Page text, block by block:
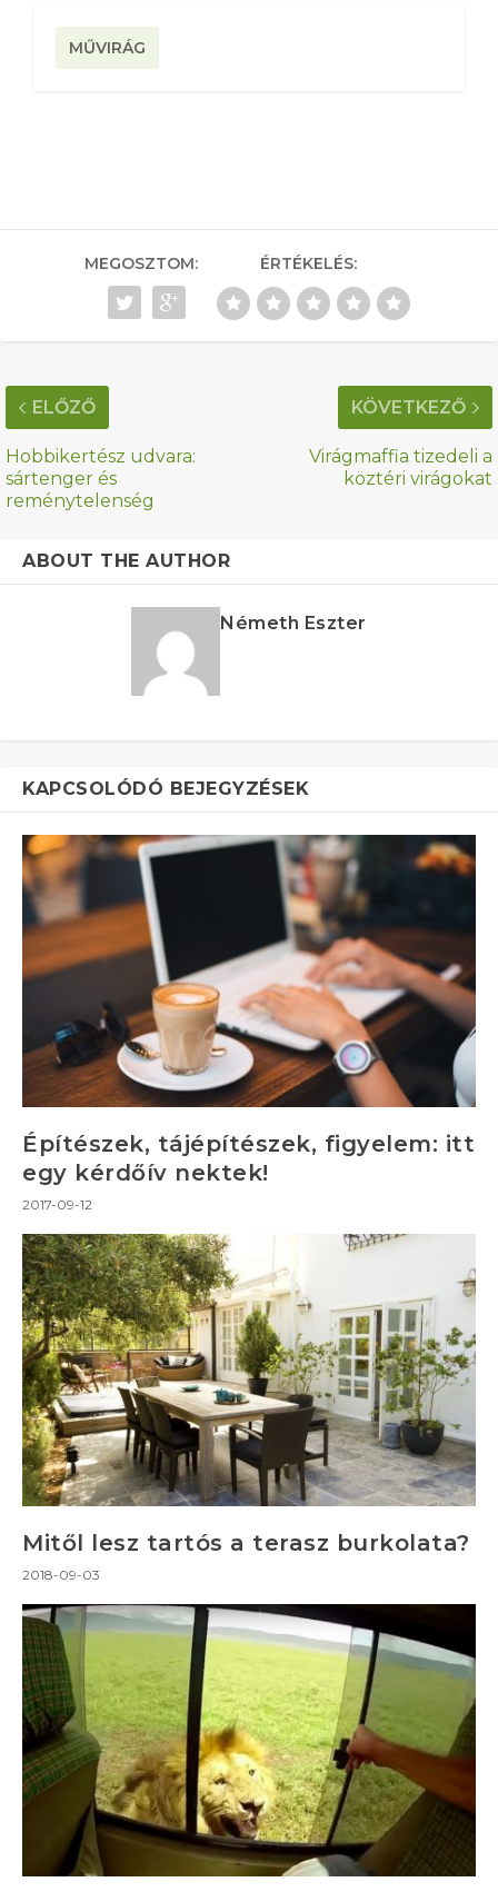
MŰVIRÁG
MEGOSZTOM: ÉRTÉKELÉS:
ELŐZŐ
Hobbikertész udvara:
sártenger és
reménytelenség
KÖVETKEZŐ
Virágmaffia tizedeli a
köztéri virágokat
ABOUT THE AUTHOR
Németh Eszter
KAPCSOLÓDÓ BEJEGYZÉSEK
Építészek, tájépítészek, figyelem: itt
egy kérdőív nektek!
2017-09-12
Mitől lesz tartós a terasz burkolata?
2018-09-03